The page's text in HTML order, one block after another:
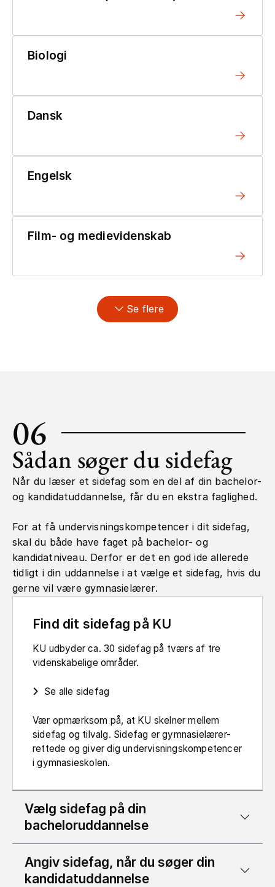
Biologi
Dansk
Engelsk
Film- og medievidenskab
Se flere
06
Sådan søger du sidefag
Find dit sidefag på KU
KU udbyder ca. 30 sidefag på tværs af tre
videnskabelige områder.
Se alle sidefag
Vær opmærksom på, at KU skelner mellem
sidefag og tilvalg. Sidefag er gymnasielærer-
rettede og giver dig undervisningskompetencer
i gymnasieskolen.
Når du læser et sidefag som en del af din bachelor-
og kandidatuddannelse, får du en ekstra faglighed.
For at få undervisningskompetencer i dit sidefag,
skal du både have faget på bachelor- og
kandidatniveau. Derfor er det en god ide allerede
tidligt i din uddannelse i at vælge et sidefag, hvis du
gerne vil være gymnasielærer.
Vælg sidefag på din
bacheloruddannelse
Angiv sidefag, når du søger din
kandidatuddannelse